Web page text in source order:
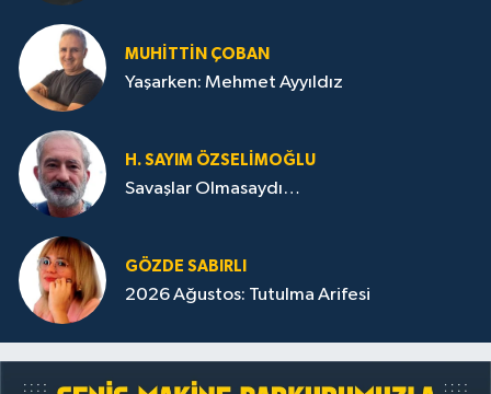
MUHITTIN ÇOBAN
Yaşarken: Mehmet Ayyıldız
H. SAYIM ÖZSELİMOĞLU
Savaşlar Olmasaydı…
GÖZDE SABIRLI
2026 Ağustos: Tutulma Arifesi